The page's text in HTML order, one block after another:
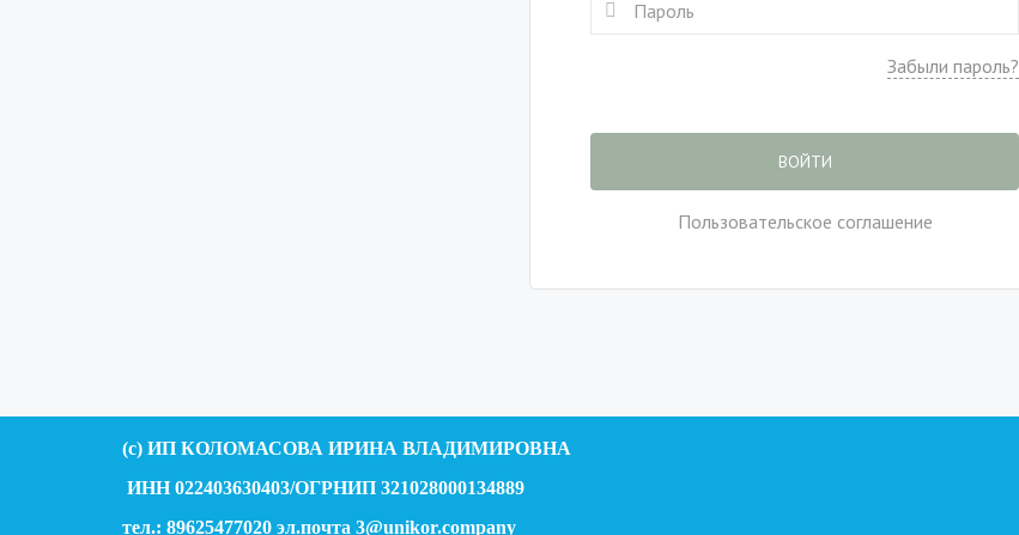
Забыли пароль?
ВОЙТИ
Пользовательское соглашение
(c) ИП КОЛОМАСОВА ИРИНА ВЛАДИМИРОВНА
ИНН 022403630403/ОГРНИП 321028000134889
тел.: 89625477020 эл.почта 3@unikor.company